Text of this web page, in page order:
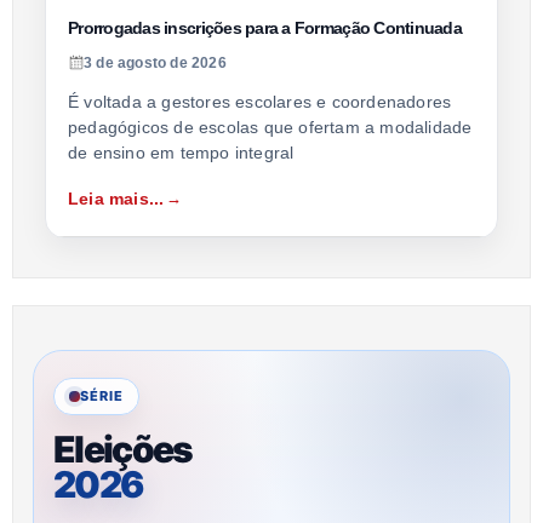
Prorrogadas inscrições para a Formação Continuada
3 de agosto de 2026
É voltada a gestores escolares e coordenadores
pedagógicos de escolas que ofertam a modalidade
de ensino em tempo integral
Leia mais...
SÉRIE
Eleições
2026